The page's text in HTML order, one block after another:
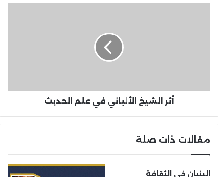
أثر الشيخ الألباني في علم الحديث
مقالات ذات صلة
البنيان في الثقافة